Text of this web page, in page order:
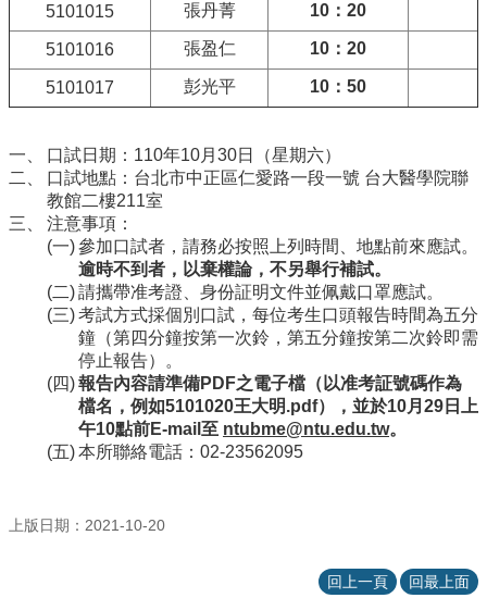
醫
學
生
5101015 張丹菁 10 ： 20
5101016 張盈仁 10 ： 20
5101017 彭光平 10 ： 50
口試日期：110年10月30日（星期六）
口試地點：台北市中正區仁愛路一段一號 台大醫學院聯
教館二樓211室
注意事項：
參加口試者，請務必按照上列時間、地點前來應試。
逾時不到者，以棄權論，不另舉行補試。
請攜帶准考證、身份証明文件並佩戴口罩應試。
考試方式採個別口試，每位考生口頭報告時間為五分
鐘（第四分鐘按第一次鈴，第五分鐘按第二次鈴即需
停止報告）。
報告內容請準備PDF之電子檔（以准考証號碼作為
檔名，例如5101020王大明.pdf），並於10月29日上
午10點前E-mail至 ntubme@ntu.edu.tw。
本所聯絡電話：02-23562095
上版日期：2021-10-20
回上一頁 回最上面